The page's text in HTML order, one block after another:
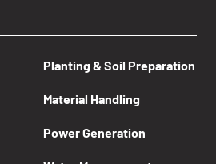
Planting & Soil Preparation
Material Handling
Power Generation